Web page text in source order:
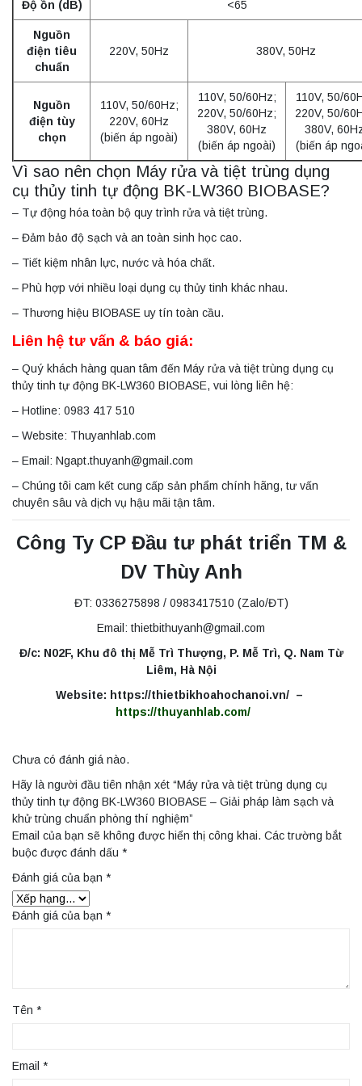
Độ ồn (dB) <65
Nguồn
điện tiêu
chuẩn
220V, 50Hz 380V, 50Hz
Nguồn
điện tùy
chọn
110V, 50/60Hz;
220V, 60Hz
(biến áp ngoài)
110V, 50/60Hz;
220V, 50/60Hz;
380V, 60Hz
(biến áp ngoài)
110V, 50/
220V, 50/
380V,
(biến áp
Vì sao nên chọn Máy rửa và tiệt trùng dụng
cụ thủy tinh tự động BK-LW360 BIOBASE?
– Tự động hóa toàn bộ quy trình rửa và tiệt trùng.
– Đảm bảo độ sạch và an toàn sinh học cao.
– Tiết kiệm nhân lực, nước và hóa chất.
– Phù hợp với nhiều loại dụng cụ thủy tinh khác nhau.
– Thương hiệu BIOBASE uy tín toàn cầu.
Liên hệ tư vấn & báo giá:
– Quý khách hàng quan tâm đến Máy rửa và tiệt trùng dụng cụ
thủy tinh tự động BK-LW360 BIOBASE, vui lòng liên hệ:
– Hotline: 0983 417 510
– Website: Thuyanhlab.com
– Email: Ngapt.thuyanh@gmail.com
– Chúng tôi cam kết cung cấp sản phẩm chính hãng, tư vấn
chuyên sâu và dịch vụ hậu mãi tận tâm.
Công Ty CP Đầu tư phát triển TM &
DV Thùy Anh
ĐT: 0336275898 / 0983417510 (Zalo/ĐT)
Email: thietbithuyanh@gmail.com
Đ/c: N02F, Khu đô thị Mễ Trì Thượng, P. Mễ Trì, Q. Nam Từ
Liêm, Hà Nội
Website: https://thietbikhoahochanoi.vn/ –
https://thuyanhlab.com/
Chưa có đánh giá nào.
Hãy là người đầu tiên nhận xét “Máy rửa và tiệt trùng dụng cụ
thủy tinh tự động BK-LW360 BIOBASE – Giải pháp làm sạch và
khử trùng chuẩn phòng thí nghiệm”
Email của bạn sẽ không được hiển thị công khai. Các trường bắt
buộc được đánh dấu *
Đánh giá của bạn *
Đánh giá của bạn *
Tên *
Email *